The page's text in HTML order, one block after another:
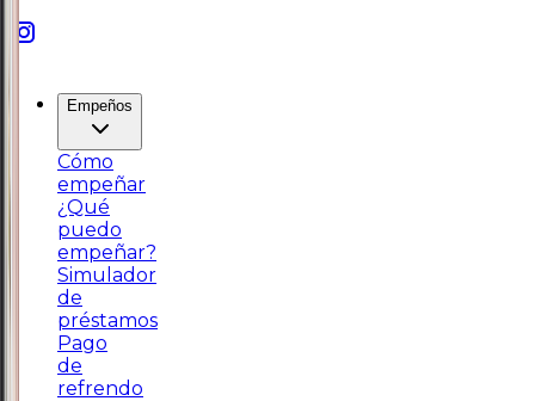
Empeños
Cómo
empeñar
¿Qué
puedo
empeñar?
Simulador
de
préstamos
Pago
de
refrendo